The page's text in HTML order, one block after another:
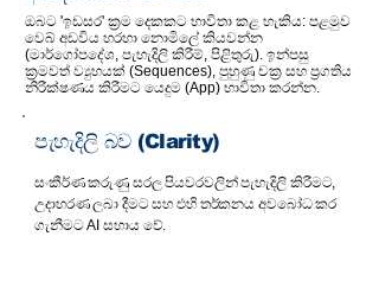
ඔබට 'ඉඩසර' ක්‍රම දෙකකට භාවිතා කළ හැකිය: පළමුව
වෙබ් අඩවිය හරහා නොමිලේ කියවන්න
(මාර්ගෝපදේශ, පැහැදිලි කිරීම්, පිළිතුරු). ඉන්පසු
ක්‍රමවත් ව්‍යුහයක් (Sequences), පුහුණු චක්‍ර සහ ප්‍රගතිය
නිරීක්ෂණය කිරීමට යෙදුම (App) භාවිතා කරන්න.
පැහැදිලි බව (Clarity)
සංකීර්ණ කරුණු සරල පියවරවලින් පැහැදිලි කිරීමට,
උදාහරණ ලබා දීමට සහ එහි තර්කනය අවබෝධ කර
ගැනීමට AI සහාය වේ.